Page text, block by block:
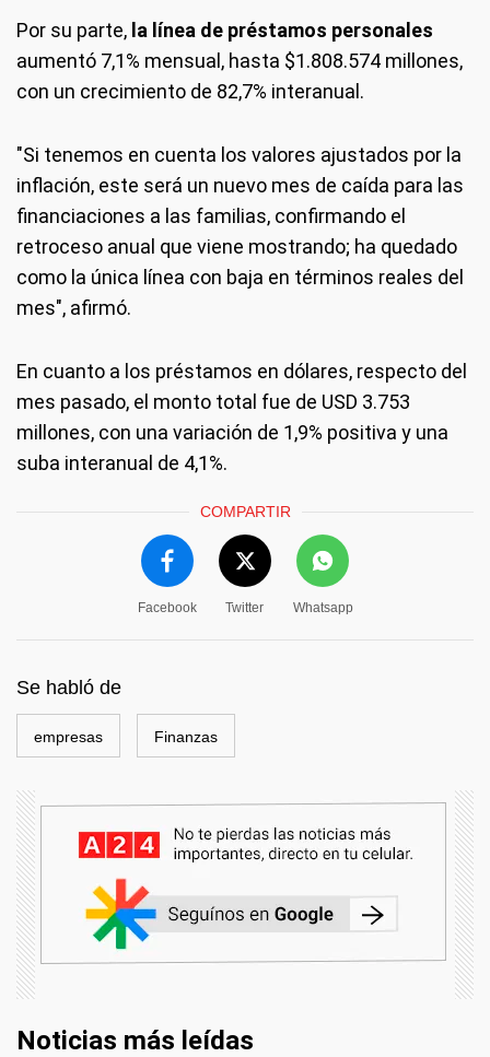
Por su parte, la línea de préstamos personales
aumentó 7,1% mensual, hasta $1.808.574 millones,
con un crecimiento de 82,7% interanual.
"Si tenemos en cuenta los valores ajustados por la
inflación, este será un nuevo mes de caída para las
financiaciones a las familias, confirmando el
retroceso anual que viene mostrando; ha quedado
como la única línea con baja en términos reales del
mes", afirmó.
En cuanto a los préstamos en dólares, respecto del
mes pasado, el monto total fue de USD 3.753
millones, con una variación de 1,9% positiva y una
suba interanual de 4,1%.
COMPARTIR
Facebook Twitter Whatsapp
Se habló de
empresas Finanzas
Noticias más leídas